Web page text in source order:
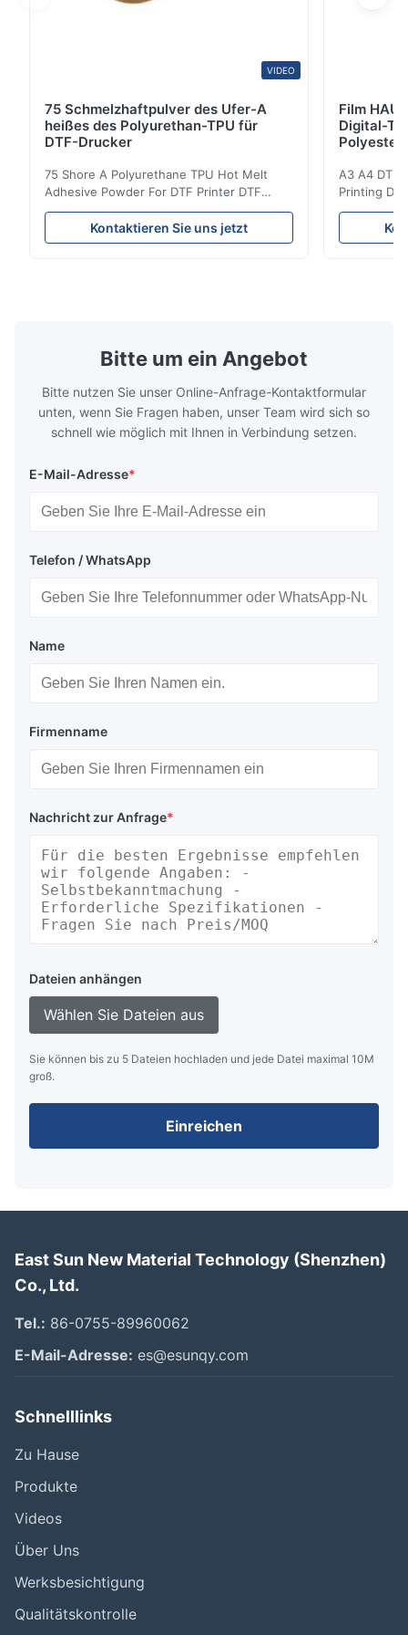
VIDEO
75 Schmelzhaftpulver des Ufer-A
heißes des Polyurethan-TPU für
DTF-Drucker
75 Shore A Polyurethane TPU Hot Melt
Adhesive Powder For DTF Printer DTF
Powder Technical Parameters Bonding
Parameters ( reference only) Temperature
110-130℃ Press 0.5-1.5 kg/cm2 Time 8-20
Kontaktieren Sie uns jetzt
Film
Digital-
A3 A4 DTF
Printing
application
textile
pattern
Bitte um ein Angebot
Bitte nutzen Sie unser Online-Anfrage-Kontaktformular
unten, wenn Sie Fragen haben, unser Team wird sich so
schnell wie möglich mit Ihnen in Verbindung setzen.
E-Mail-Adresse*
Telefon / WhatsApp
Name
Firmenname
Nachricht zur Anfrage*
Dateien anhängen
Wählen Sie Dateien aus
Sie können bis zu 5 Dateien hochladen und jede Datei maximal 10M
groß.
Einreichen
East Sun New Material Technology (Shenzhen)
Co., Ltd.
Tel.: 86-0755-89960062
E-Mail-Adresse: es@esunqy.com
Schnelllinks
Zu Hause
Produkte
Videos
Über Uns
Werksbesichtigung
Qualitätskontrolle